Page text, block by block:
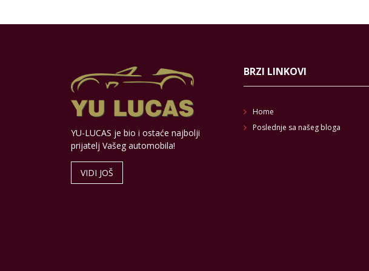
YU-LUCAS je bio i ostaće najbolji
prijatelj Vašeg automobila!
VIDI JOŠ
BRZI LINKOVI
Home
Poslednje sa našeg bloga